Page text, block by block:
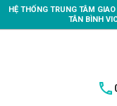
#1 Bất động sản
HỆ THỐNG TRUNG TÂM
TÂN BÌNH